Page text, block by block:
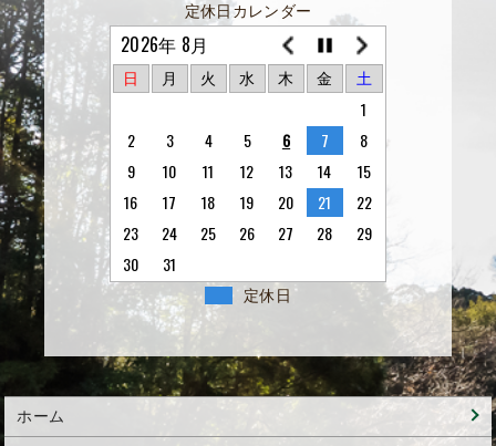
定休日カレンダー
2026年 8月
日 月 火 水 木 金 土
1
2
3 4 5 6 7
8
9
10 11 12 13 14
15
16
17 18 19 20 21
22
23
24 25 26 27 28
29
30
31
定休日
ホーム